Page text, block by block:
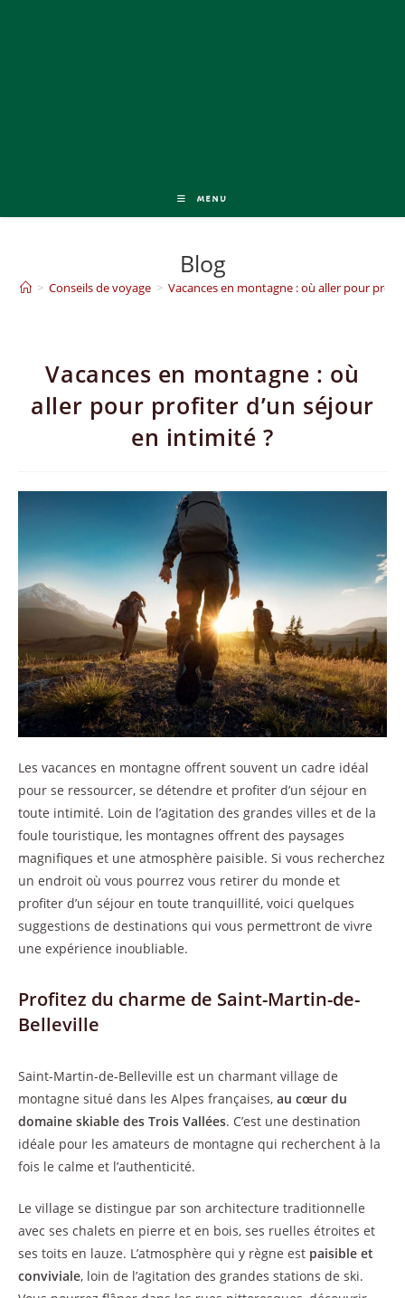
MENU
Blog
> Conseils de voyage > Vacances en montagne : où aller pour
Vacances en montagne : où
aller pour profiter d’un séjour
en intimité ?
Les vacances en montagne offrent souvent un cadre idéal
pour se ressourcer, se détendre et profiter d’un séjour en
toute intimité. Loin de l’agitation des grandes villes et de la
foule touristique, les montagnes offrent des paysages
magnifiques et une atmosphère paisible. Si vous recherchez
un endroit où vous pourrez vous retirer du monde et
profiter d’un séjour en toute tranquillité, voici quelques
suggestions de destinations qui vous permettront de vivre
une expérience inoubliable.
Profitez du charme de Saint-Martin-de-
Belleville
Saint-Martin-de-Belleville est un charmant village de
montagne situé dans les Alpes françaises, au cœur du
domaine skiable des Trois Vallées. C’est une destination
idéale pour les amateurs de montagne qui recherchent à la
fois le calme et l’authenticité.
Le village se distingue par son architecture traditionnelle
avec ses chalets en pierre et en bois, ses ruelles étroites et
ses toits en lauze. L’atmosphère qui y règne est paisible et
conviviale, loin de l’agitation des grandes stations de ski.